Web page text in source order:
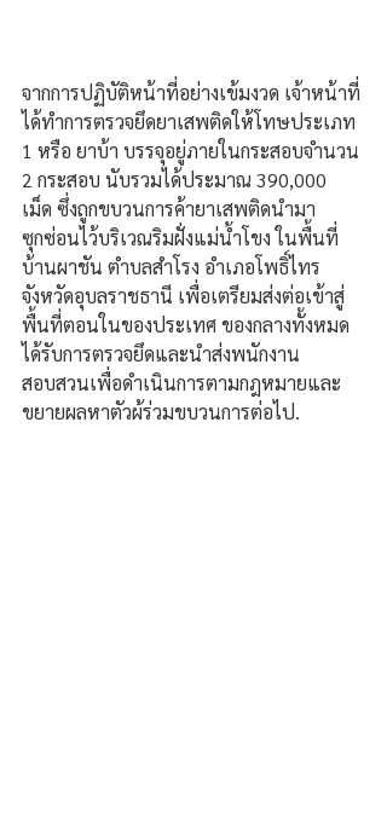
จากการปฏิบัติหน้าที่อย่างเข้มงวด เจ้าหน้าที่
ได้ทำการตรวจยึดยาเสพติดให้โทษประเภท
1 หรือ ยาบ้า บรรจุอยู่ภายในกระสอบจำนวน
2 กระสอบ นับรวมได้ประมาณ 390,000
เม็ด ซึ่งถูกขบวนการค้ายาเสพติดนำมา
ซุกซ่อนไว้บริเวณริมฝั่งแม่น้ำโขง ในพื้นที่
บ้านผาชัน ตำบลสำโรง อำเภอโพธิ์ไทร
จังหวัดอุบลราชธานี เพื่อเตรียมส่งต่อเข้าสู่
พื้นที่ตอนในของประเทศ ของกลางทั้งหมด
ได้รับการตรวจยึดและนำส่งพนักงาน
สอบสวนเพื่อดำเนินการตามกฎหมายและ
ขยายผลหาตัวผู้ร่วมขบวนการต่อไป.